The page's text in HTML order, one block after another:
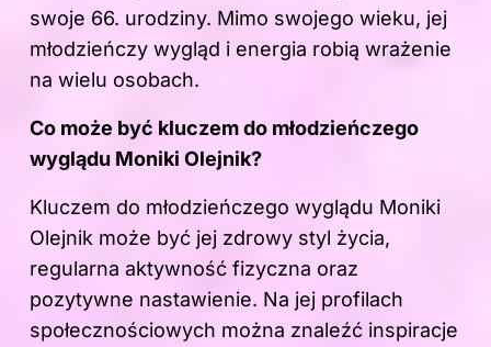
swoje 66. urodziny. Mimo swojego wieku, jej
młodzieńczy wygląd i energia robią wrażenie
na wielu osobach.
Co może być kluczem do młodzieńczego
wyglądu Moniki Olejnik?
Kluczem do młodzieńczego wyglądu Moniki
Olejnik może być jej zdrowy styl życia,
regularna aktywność fizyczna oraz
pozytywne nastawienie. Na jej profilach
społecznościowych można znaleźć inspiracje